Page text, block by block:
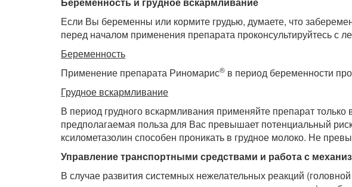
Если Вы беременны или кормите грудью, думаете, что
перед началом применения препарата проконсультируйтесь с
Беременность
Применение препарата Риномарис® в период беременности
Грудное вскармливание
В период грудного вскармливания применяйте препарат только
предполагаемая польза для Вас превышает потенциальный
ксилометазолин способен проникать в грудное молоко. Не
Управление транспортными средствами и работа с
В случае развития системных нежелательных реакций